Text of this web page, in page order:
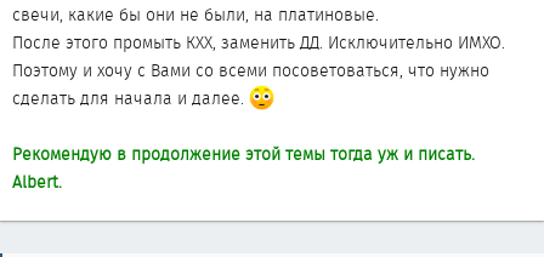
свечи, какие бы они не были, на платиновые.
После этого промыть КХХ, заменить ДД. Исключительно ИМХО.
Поэтому и хочу с Вами со всеми посоветоваться, что нужно
сделать для начала и далее.
Рекомендую в продолжение этой темы тогда уж и писать.
Albert.